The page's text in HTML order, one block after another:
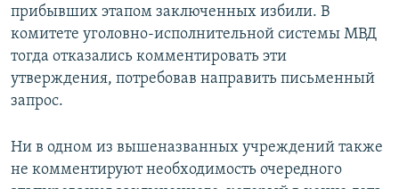
прибывших этапом заключенных избили. В
комитете уголовно-исполнительной системы МВД
тогда отказались комментировать эти
утверждения, потребовав направить письменный
запрос.
Ни в одном из вышеназванных учреждений также
не комментируют необходимость очередного